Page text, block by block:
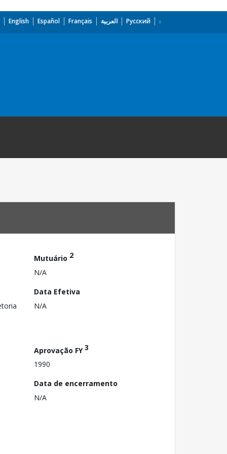
English Español Français العربية Русский
Mutuário 2
N/A
Data Efetiva
N/A
Aprovação FY3
1990
Data de encerramento
N/A